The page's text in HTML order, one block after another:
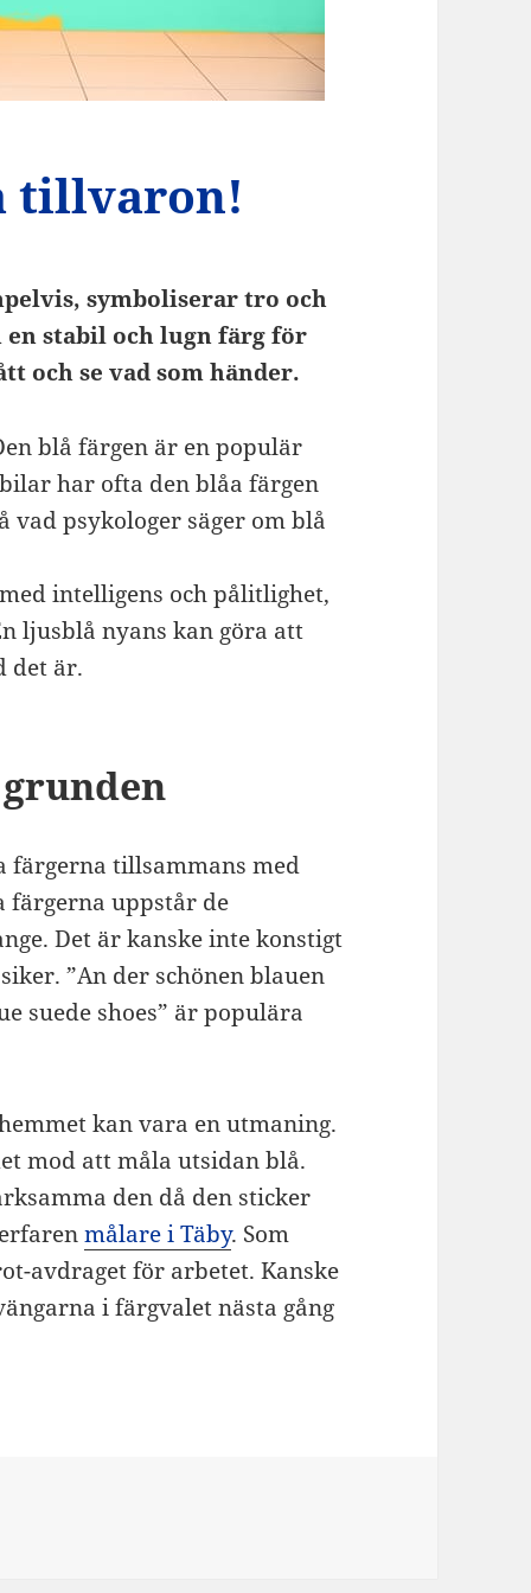
tillvaron!
symboliserar tro och
stabil och lugn färg för
och se vad som händer.
blå färgen är en populär
har ofta den blåa färgen
vad psykologer säger om blå
intelligens och pålitlighet,
ljusblå nyans kan göra att
det är.
tillsammans med
färgerna uppstår de
Det är kanske inte konstigt
”An der schönen blauen
suede shoes” är populära
kan vara en utmaning.
mod att måla utsidan blå.
den då den sticker
målare i Täby. Som
avdraget för arbetet. Kanske
i färgvalet nästa gång